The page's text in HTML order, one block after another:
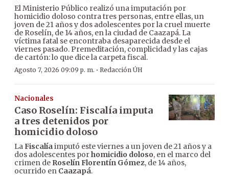
El Ministerio Público realizó una imputación por
homicidio doloso contra tres personas, entre ellas, un
joven de 21 años y dos adolescentes por la cruel muerte
de Roselín, de 14 años, en la ciudad de Caazapá. La
víctima fatal se encontraba desaparecida desde el
viernes pasado. Premeditación, complicidad y las cajas
de cartón: lo que dice la carpeta fiscal.
Agosto 7, 2026 09:09 p. m. · Redacción ÚH
Nacionales
Caso Roselín: Fiscalía imputa
a tres detenidos por
homicidio doloso
LaFiscalíaimputó este viernes a un joven de 21 años y a
dos adolescentes porhomicidio doloso, en el marco del
crimen de Roselín Florentín Gómez, de 14 años,
ocurrido en Caazapá.